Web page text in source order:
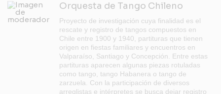
Orquesta de Tango Chileno
Proyecto de investigación cuya finalidad es el
rescate y registro de tangos compuestos en
Chile entre 1900 y 1940, partituras que tienen
origen en fiestas familiares y encuentros en
Valparaíso, Santiago y Concepción. Entre estas
partituras aparecen algunas piezas rotuladas
como tango, tango Habanera o tango de
zarzuela. Con la participación de diversos
arreglistas e intérpretes se busca dejar registro